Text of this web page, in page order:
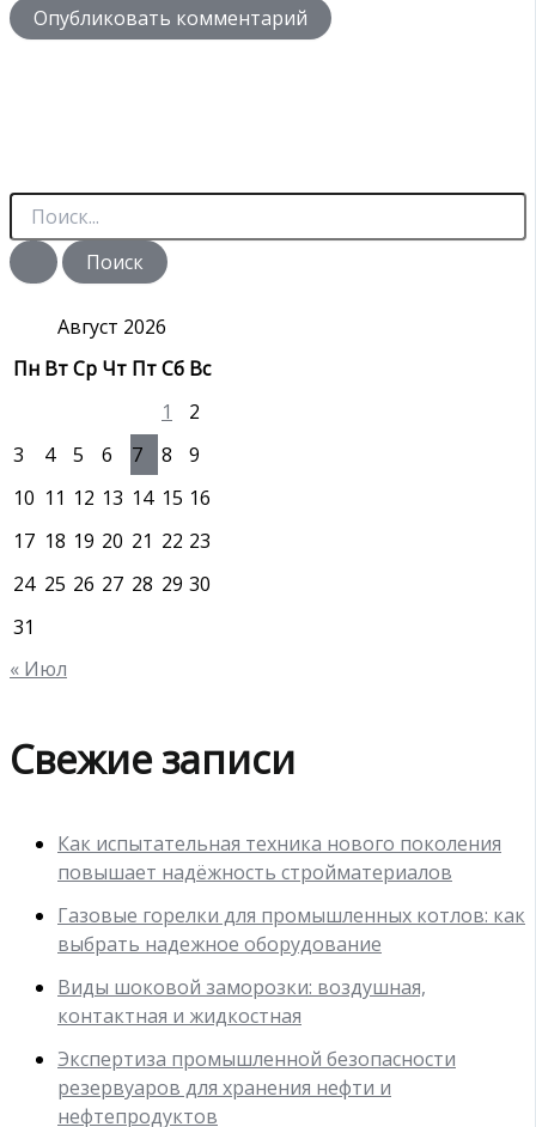
П
и
с
Август 2026
Пн ВтСр Чт ПтСб Вс
1
2
3
4 5 6 7 8
9
10 11 12 13 14 15 16
17 18 19 20 21 22 23
24 25 26 27 28 29 30
31
« Июл
Свежие записи
Как испытательная техника нового поколения
повышает надёжность стройматериалов
Газовые горелки для промышленных котлов: как
выбрать надежное оборудование
Виды шоковой заморозки: воздушная,
контактная и жидкостная
Экспертиза промышленной безопасности
резервуаров для хранения нефти и
нефтепродуктов